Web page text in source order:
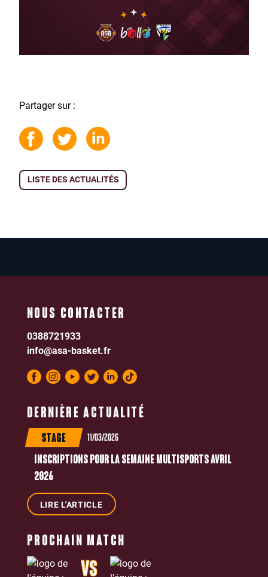
Partager sur :
LISTE DES ACTUALITÉS
DERNIÈRE ACTUALITÉ
STAGE 11/03/2026
INSCRIPTIONS POUR LA SEMAINE MULTISPORTS AVRIL
2026
LIRE L'ARTICLE
NOUS CONTACTER
0388721933
info@asa-basket.fr
PROCHAIN MATCH
VS